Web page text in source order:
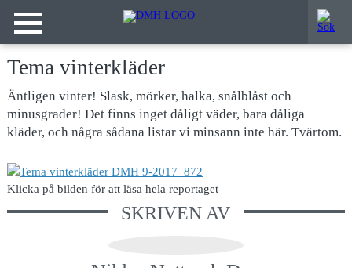
Tema vinterkläder
Äntligen vinter! Slask, mörker, halka, snålblåst och
minusgrader! Det finns inget dåligt väder, bara dåliga
kläder, och några sådana listar vi minsann inte här. Tvärtom.
Klicka på bilden för att läsa hela reportaget
SKRIVEN AV